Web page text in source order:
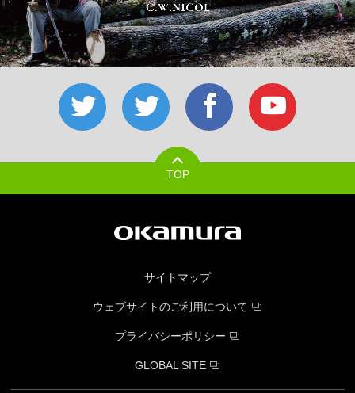
TOP
サイトマップ
ウェブサイトのご利用について
プライバシーポリシー
GLOBAL SITE